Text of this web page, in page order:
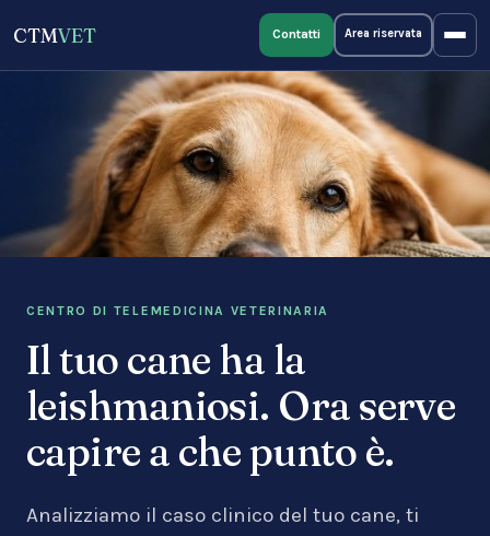
CTMVET Contatti Area riservata
CENTRO DI TELEMEDICINA VETERINARIA
Il tuo cane ha la
leishmaniosi. Ora serve
capire a che punto è.
Analizziamo il caso clinico del tuo cane, ti